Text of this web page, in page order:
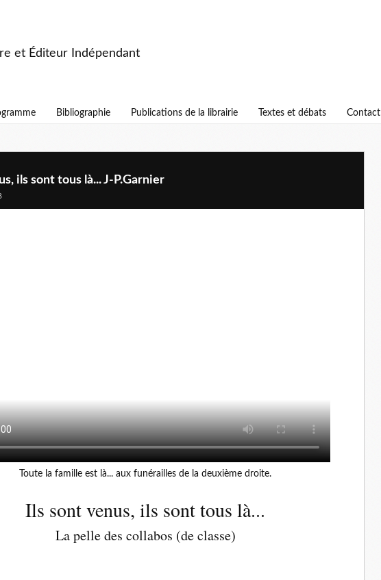
et Éditeur Indépendant
Bibliographie Publications de la librairie Textes et débats Contact
ils sont tous là... J-P.Garnier
Toute la famille est là... aux funérailles de la deuxième droite.
Ils sont venus, ils sont tous là...
La pelle des collabos (de classe)